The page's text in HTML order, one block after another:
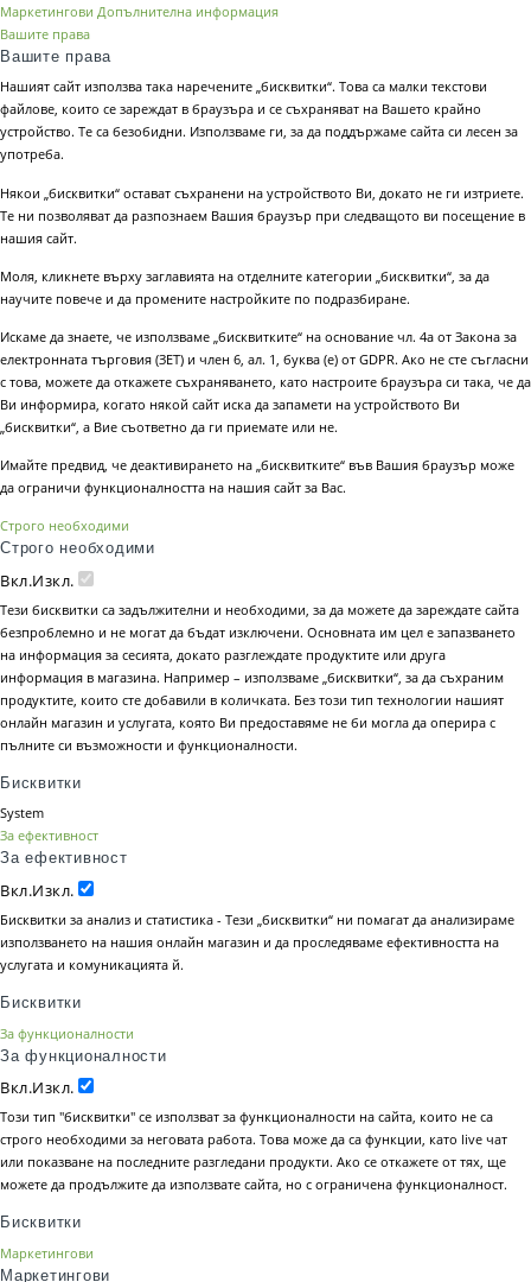
Маркетингови Допълнителна информация
Вашите права
Вашите права
Нашият сайт използва така наречените „бисквитки“. Това са малки текстови
файлове, които се зареждат в браузъра и се съхраняват на Вашето крайно
устройство. Те са безобидни. Използваме ги, за да поддържаме сайта си лесен за
употреба.
Някои „бисквитки“ остават съхранени на устройството Ви, докато не ги изтриете.
Те ни позволяват да разпознаем Вашия браузър при следващото ви посещение в
нашия сайт.
Моля, кликнете върху заглавията на отделните категории „бисквитки“, за да
научите повече и да промените настройките по подразбиране.
Искаме да знаете, че използваме „бисквитките“ на основание чл. 4а от Закона за
електронната търговия (ЗЕТ) и член 6, ал. 1, буква (е) от GDPR. Ако не сте съгласни
с това, можете да откажете съхраняването, като настроите браузъра си така, че да
Ви информира, когато някой сайт иска да запамети на устройството Ви
„бисквитки“, а Вие съответно да ги приемате или не.
Имайте предвид, че деактивирането на „бисквитките“ във Вашия браузър може
да ограничи функционалността на нашия сайт за Вас.
Строго необходими
Строго необходими
Вкл.Изкл.
Тези бисквитки са задължителни и необходими, за да можете да зареждате сайта
безпроблемно и не могат да бъдат изключени. Основната им цел е запазването
на информация за сесията, докато разглеждате продуктите или друга
информация в магазина. Например – използваме „бисквитки“, за да съхраним
продуктите, които сте добавили в количката. Без този тип технологии нашият
онлайн магазин и услугата, която Ви предоставяме не би могла да оперира с
пълните си възможности и функционалности.
Бисквитки
System
За ефективност
За ефективност
Вкл.Изкл.
Бисквитки за анализ и статистика - Тези „бисквитки“ ни помагат да анализираме
използването на нашия онлайн магазин и да проследяваме ефективността на
услугата и комуникацията й.
Бисквитки
За функционалности
За функционалности
Вкл.Изкл.
Този тип "бисквитки" се използват за функционалности на сайта, които не са
строго необходими за неговата работа. Това може да са функции, като live чат
или показване на последните разгледани продукти. Ако се откажете от тях, ще
можете да продължите да използвате сайта, но с ограничена функционалност.
Бисквитки
Маркетингови
Маркетингови